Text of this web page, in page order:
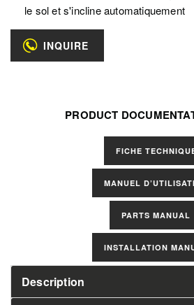
le sol et s'incline automatiquement
INQUIRE
PRODUCT
FICHE
MANUEL
PARTS MANUAL
INSTALLATION
Description